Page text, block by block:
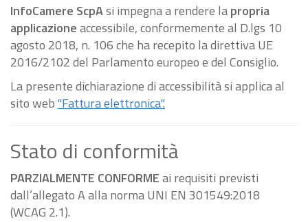
InfoCamere ScpAsi impegna a rendere lapropria
applicazioneaccessibile, conformemente al D.lgs 10
agosto 2018, n. 106 che ha recepito la direttiva UE
2016/2102 del Parlamento europeo e del Consiglio.
La presente dichiarazione di accessibilità si applica al
sito web"Fattura elettronica".
Stato di conformità
PARZIALMENTE CONFORMEai requisiti previsti
dall’allegato A alla norma UNI EN 301549:2018
(WCAG 2.1).